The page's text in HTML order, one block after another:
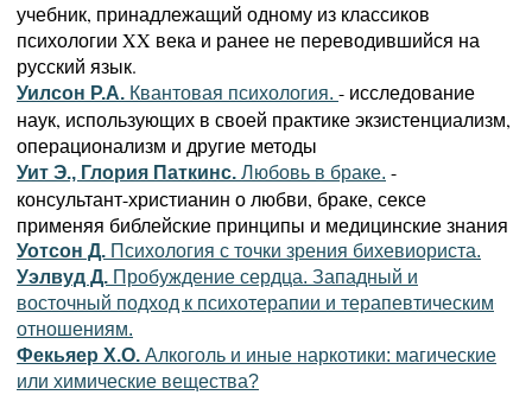
учебник, принадлежащий одному из классиков
психологии XX века и ранее не переводившийся на
русский язык.
Уилсон Р.А. Квантовая психология. - исследование
наук, использующих в своей практике экзистенциализм,
операционализм и другие методы
Уит Э., Глория Паткинс. Любовь в браке. -
консультант-христианин о любви, браке, сексе
применяя библейские принципы и медицинские знания
Уотсон Д. Психология с точки зрения бихевиориста.
Уэлвуд Д. Пробуждение сердца. Западный и
восточный подход к психотерапии и терапевтическим
отношениям.
Фекьяер Х.О. Алкоголь и иные наркотики: магические
или химические вещества?